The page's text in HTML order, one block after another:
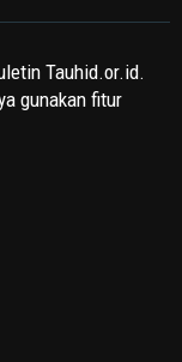
Tauhid.or.id.
gunakan fitur